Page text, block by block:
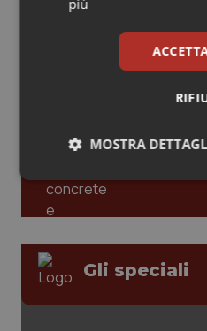
Sardegna
Umbria
Valle D’Aosta
Veneto
Malattia di Crohn &
Oftalmologia
Oncodermatologia
Oncoematologia
AI e
odontoiatrico:
Gli speciali
più
MOSTRA
Necessari
Necessari